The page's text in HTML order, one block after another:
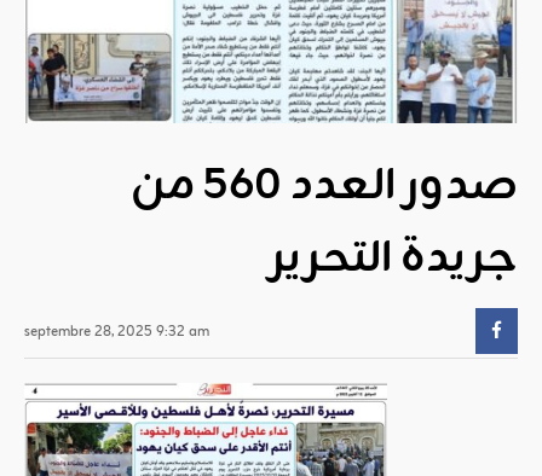
صدور العدد 560 من
جريدة التحرير
septembre 28, 2025 9:32 am